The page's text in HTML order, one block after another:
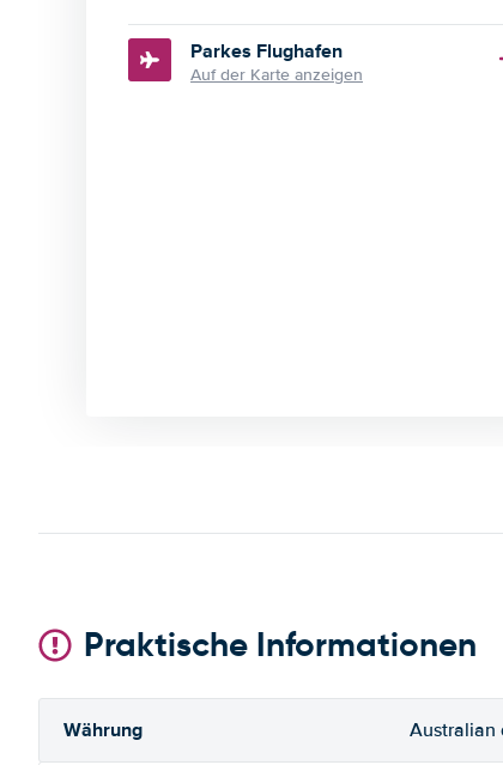
Parkes Flughafen
Auf der Karte anzeigen
Praktische Informationen
Währung Australian